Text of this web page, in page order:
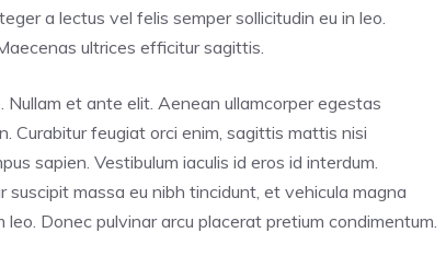
a lectus vel felis semper sollicitudin eu in leo.
ultrices efficitur sagittis.
et ante elit. Aenean ullamcorper egestas
Curabitur feugiat orci enim, sagittis mattis nisi
sapien. Vestibulum iaculis id eros id interdum.
massa eu nibh tincidunt, et vehicula magna
Donec pulvinar arcu placerat pretium condimentum.